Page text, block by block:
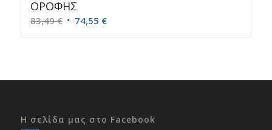
ΟΡΟΦΗΣ
83,49€ Original
price
74,55 €Η
τρέχουσα
74,55 €.
Η σελίδα μας στο Facebook